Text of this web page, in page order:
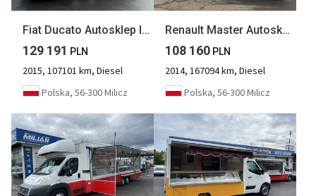
Fiat Ducato Autosklep lada 6.20 Gastronomiczny Food Truck Foodtruck 107tkm M-201
129 191 PLN
2015, 107101 km, Diesel
Polska, 56-300 Milicz
Renault Master Autosklep pie sklep Bar Gastronomiczny Food Truck Foodtruck Borco 20
108 160 PLN
2014, 167094 km, Diesel
Polska, 56-300 Milicz